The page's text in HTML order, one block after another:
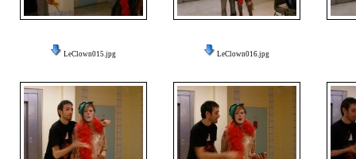
LeClown015.jpg LeClown016.jpg